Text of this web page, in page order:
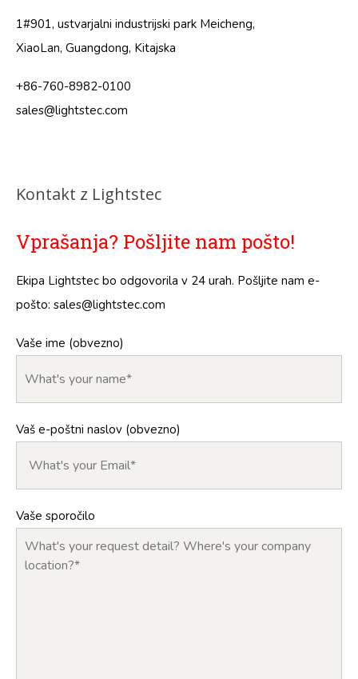
1#901, ustvarjalni industrijski park Meicheng,
XiaoLan, Guangdong, Kitajska
+86-760-8982-0100
sales@lightstec.com
Kontakt z Lightstec
Vprašanja? Pošljite nam pošto!
Ekipa Lightstec bo odgovorila v 24 urah. Pošljite nam e-
pošto: sales@lightstec.com
Vaše ime (obvezno)
Vaš e-poštni naslov (obvezno)
Vaše sporočilo